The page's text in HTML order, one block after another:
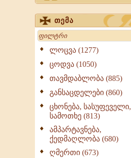
თემა
Search
ლოცვა (1277)
ცოდვა (1050)
თავმდაბლობა (885)
განსაცდელები (860)
ცხონება, სასუფეველი,
სამოთხე (813)
ამპარტავნება,
ქედმაღლობა (680)
ღმერთი (673)